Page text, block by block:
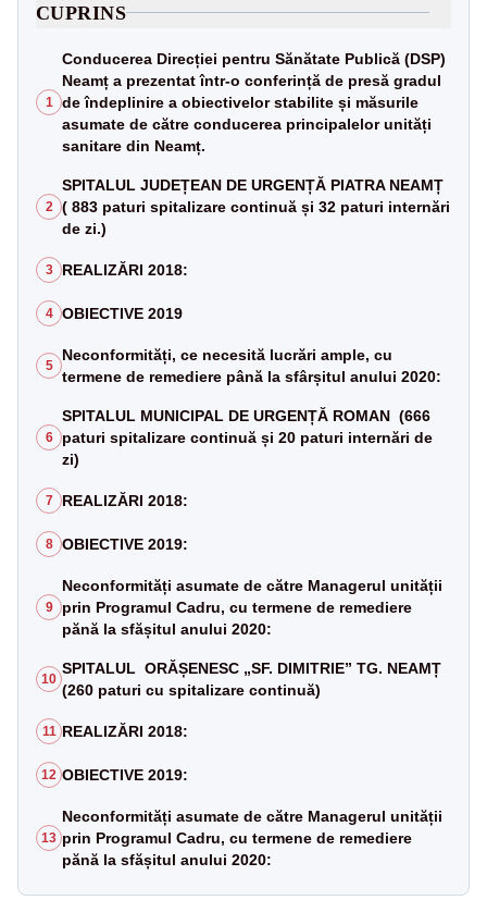
CUPRINS
1
Conducerea Direcției pentru Sănătate Publică (DSP)
Neamț a prezentat într-o conferință de presă gradul
de îndeplinire a obiectivelor stabilite și măsurile
asumate de către conducerea principalelor unități
sanitare din Neamț.
2
SPITALUL JUDEȚEAN DE URGENȚĂ PIATRA NEAMȚ
( 883 paturi spitalizare continuă și 32 paturi internări
de zi.)
3 REALIZĂRI 2018:
4 OBIECTIVE 2019
5
Neconformități, ce necesită lucrări ample, cu
termene de remediere până la sfârșitul anului 2020:
6
SPITALUL MUNICIPAL DE URGENȚĂ ROMAN (666
paturi spitalizare continuă și 20 paturi internări de
zi)
7 REALIZĂRI 2018:
8 OBIECTIVE 2019:
9
Neconformități asumate de către Managerul unității
prin Programul Cadru, cu termene de remediere
pănă la sfășitul anului 2020:
10
SPITALUL ORĂȘENESC „SF. DIMITRIE” TG. NEAMȚ
(260 paturi cu spitalizare continuă)
11 REALIZĂRI 2018:
12 OBIECTIVE 2019:
13
Neconformități asumate de către Managerul unității
prin Programul Cadru, cu termene de remediere
pănă la sfășitul anului 2020: